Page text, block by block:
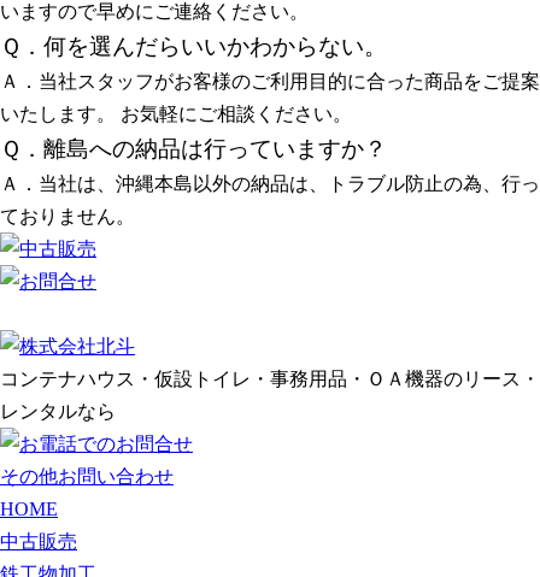
いますので早めにご連絡ください。
Ｑ．何を選んだらいいかわからない。
Ａ．当社スタッフがお客様のご利用目的に合った商品をご提案
いたします。 お気軽にご相談ください。
Ｑ．離島への納品は行っていますか？
Ａ．当社は、沖縄本島以外の納品は、トラブル防止の為、行っ
ておりません。
コンテナハウス・仮設トイレ・事務用品・ＯＡ機器のリース・
レンタルなら
その他お問い合わせ
HOME
中古販売